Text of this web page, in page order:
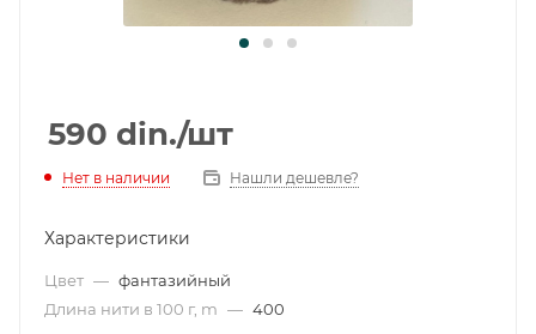
590 din./шт
Нет в наличии Нашли дешевле?
Характеристики
Цвет — фантазийный
Длина нити в 100 г, m — 400